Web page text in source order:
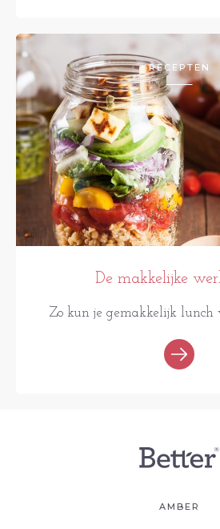
RECEPTEN
De makkelijke
Zo kun je gemakkelijk lunch
AMBER